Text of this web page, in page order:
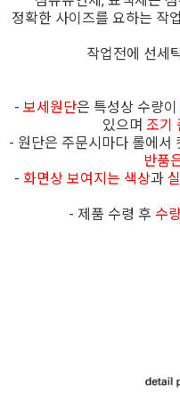
정확한 사이즈를 요하는 작
작업전에 선세
- 보세원단은 특성상 수량이
있으며 조기
- 원단은 주문시마다 롤에서
반품
- 화면상 보여지는 색상과
- 제품 수령 후 수